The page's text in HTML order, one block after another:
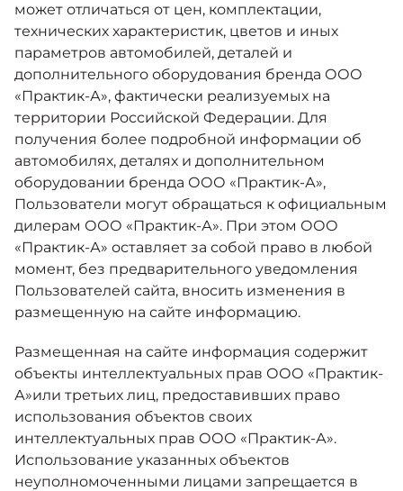
кроссовер
от 3 125 000 ₽*
может отличаться от цен, комплектации,
технических характеристик, цветов и иных
параметров автомобилей, деталей и
дополнительного оборудования бренда ООО
«Практик-А», фактически реализуемых на
территории Российской Федерации. Для
получения более подробной информации об
автомобилях, деталях и дополнительном
оборудовании бренда ООО «Практик-А»,
Пользователи могут обращаться к официальным
дилерам ООО «Практик-А». При этом ООО
«Практик-А» оставляет за собой право в любой
момент, без предварительного уведомления
Пользователей сайта, вносить изменения в
размещенную на сайте информацию.
Размещенная на сайте информация содержит
объекты интеллектуальных прав ООО «Практик-
А»или третьих лиц, предоставивших право
использования объектов своих
интеллектуальных прав ООО «Практик-А».
Использование указанных объектов
неуполномоченными лицами запрещается в